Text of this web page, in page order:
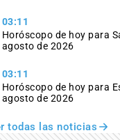
03:11
Horóscopo de hoy para
agosto de 2026
03:11
Horóscopo de hoy para
agosto de 2026
todas las noticias